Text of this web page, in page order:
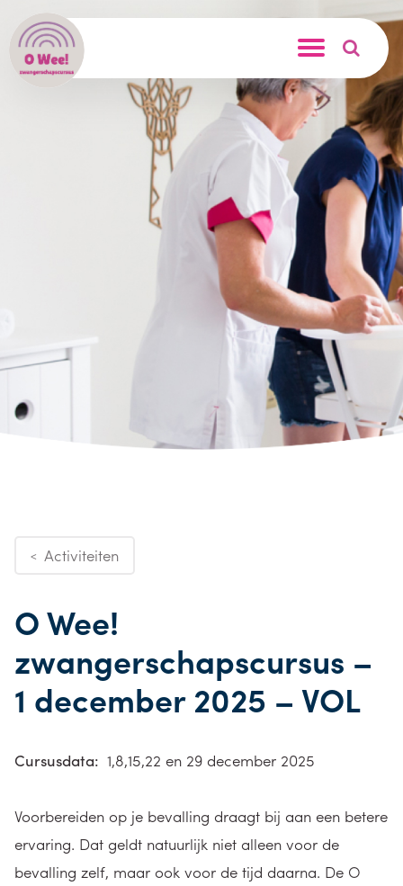
< Activiteiten
O Wee!
zwangerschapscursus –
1 december 2025 – VOL
Cursusdata: 1,8,15,22 en 29 december 2025
Voorbereiden op je bevalling draagt bij aan een betere
ervaring. Dat geldt natuurlijk niet alleen voor de
bevalling zelf, maar ook voor de tijd daarna. De O